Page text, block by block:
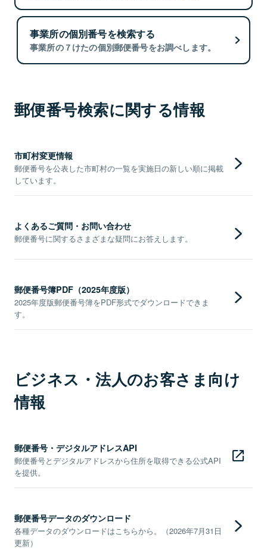
事業所の個別番号を検索する
事業所の７けたの個別郵便番号をお調べします。
郵便番号検索に関する情報
市町村変更情報
郵便番号を公表した市町村の一覧を実施日の新しい順に掲載
しています。
よくあるご質問・お問い合わせ
郵便番号に関するさまざまな疑問にお答えします。
郵便番号簿PDF（2025年度版）
2025年度版郵便番号簿をPDF形式でダウンロードできま
す。
ビジネス・法人のお客さま向け
情報
郵便番号・デジタルアドレスAPI
郵便番号とデジタルアドレスから住所を取得できる公式API
を提供。
郵便番号データのダウンロード
各種データのダウンロードはこちらから。（2026年7月31日
更新）